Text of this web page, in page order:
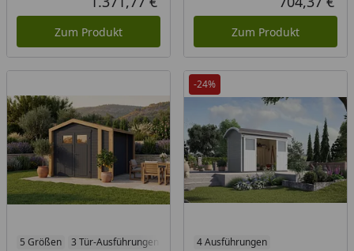
Aktueller Preis
Zum Produkt Zum Produkt
5 Größen 3 Tür-Ausführungen 4 Farben 8 Modelle
-24%
4 Ausführungen